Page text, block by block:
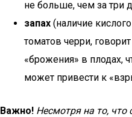
не больше, чем за три
запах (наличие
томатов черри,
«брожения» в плодах,
может привести к
Важно! Несмотря на то, что